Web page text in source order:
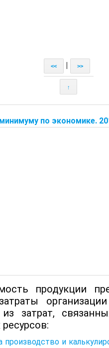
<< >>
↑
по экономике.
продукции
затрат,
производство и